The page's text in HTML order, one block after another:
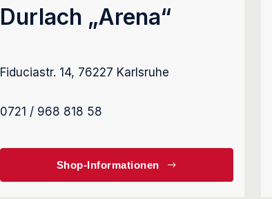
Durlach „Arena“
Fiduciastr. 14, 76227 Karlsruhe
0721 / 968 818 58
Shop-Informationen